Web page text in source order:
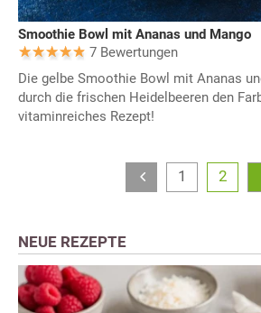
Smoothie Bowl mit Ananas und Mango
7 Bewertungen
Die gelbe Smoothie Bowl mit Ananas
durch die frischen Heidelbeeren den
vitaminreiches Rezept!
1 2
NEUE REZEPTE